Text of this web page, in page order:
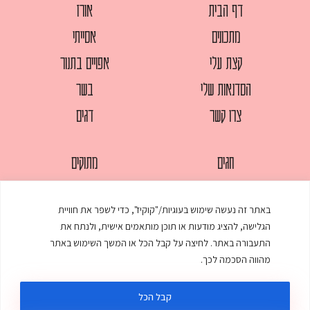
באתר זה נעשה שימוש בעוגיות/"קוקיז", כדי לשפר את חוויית
הגלישה, להציג מודעות או תוכן מותאמים אישית, ולנתח את
התעבורה באתר. לחיצה על קבל הכל או המשך השימוש באתר
מהווה הסכמה לכך.
קבל הכל
דף הבית
מתכונים
קצת עלי
הסדנאות שלי
צרו קשר
אורז
אסייתי
אפויים בתנור
בשר
דגים
חגים
מאפים
ממולאים
מרקים
מתוקים
עוגות
עוף